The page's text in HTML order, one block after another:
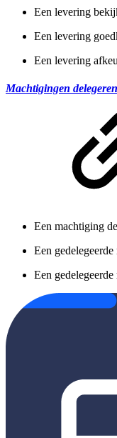
Een levering
Een levering
Een levering
Machtigingen delegeren
Een machtiging
Een
Een